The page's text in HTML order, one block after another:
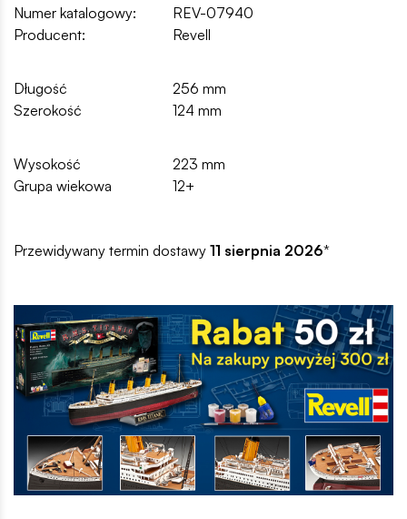
Numer katalogowy:
REV-07940
Producent:
Revell
Długość
256 mm
Szerokość
124 mm
Wysokość
223 mm
Grupa wiekowa
12+
Przewidywany termin dostawy 11 sierpnia 2026*